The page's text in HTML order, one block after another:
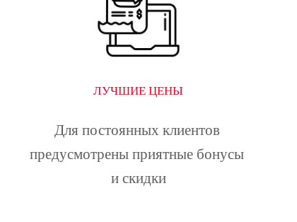
ЛУЧШИЕ ЦЕНЫ
Для постоянных клиентов
предусмотрены приятные бонусы
и скидки